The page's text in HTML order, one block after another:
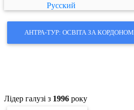
Русский
АНТРА-ТУР: ОСВІТА ЗА КОРДОНОМ
Лідер галузі з 1996 року